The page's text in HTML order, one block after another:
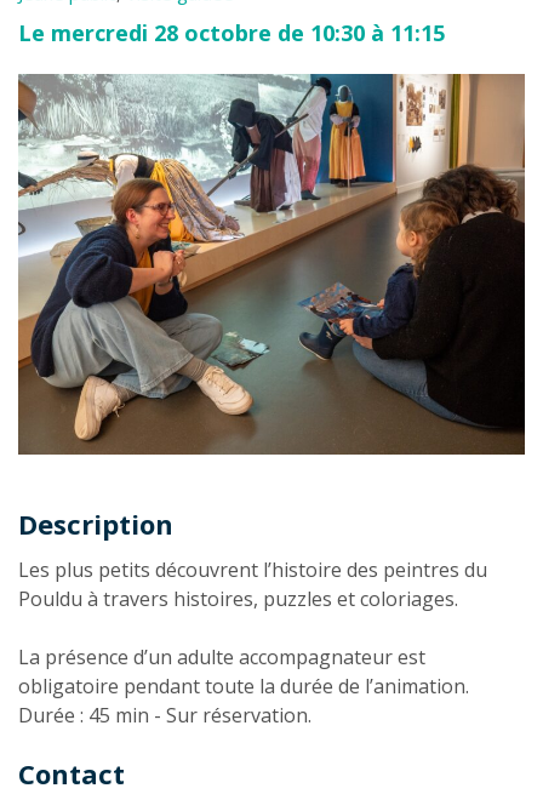
Le mercredi 28 octobre de 10:30 à 11:15
Description
Description
Les plus petits découvrent l’histoire des peintres du
Pouldu à travers histoires, puzzles et coloriages.
La présence d’un adulte accompagnateur est
obligatoire pendant toute la durée de l’animation.
Durée : 45 min - Sur réservation.
Contact